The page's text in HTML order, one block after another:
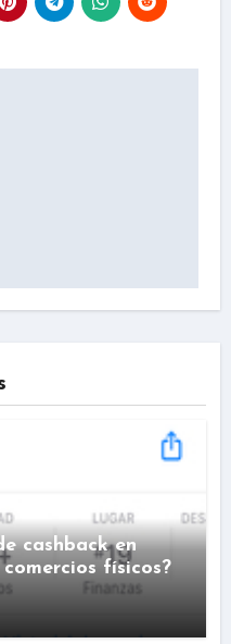
cashback en
físicos?